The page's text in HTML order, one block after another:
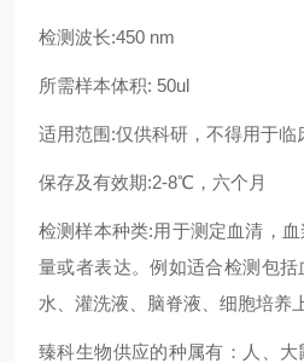
检测波长:450 nm
所需样本体积: 50ul
适用范围:仅供科研，不得用于临
保存及有效期:2-8℃，六个月
检测样本种类:用于测定血清，
量或者表达。例如适合检测包
水、灌洗液、脑脊液、细胞培养
臻科生物供应的种属有：人、大